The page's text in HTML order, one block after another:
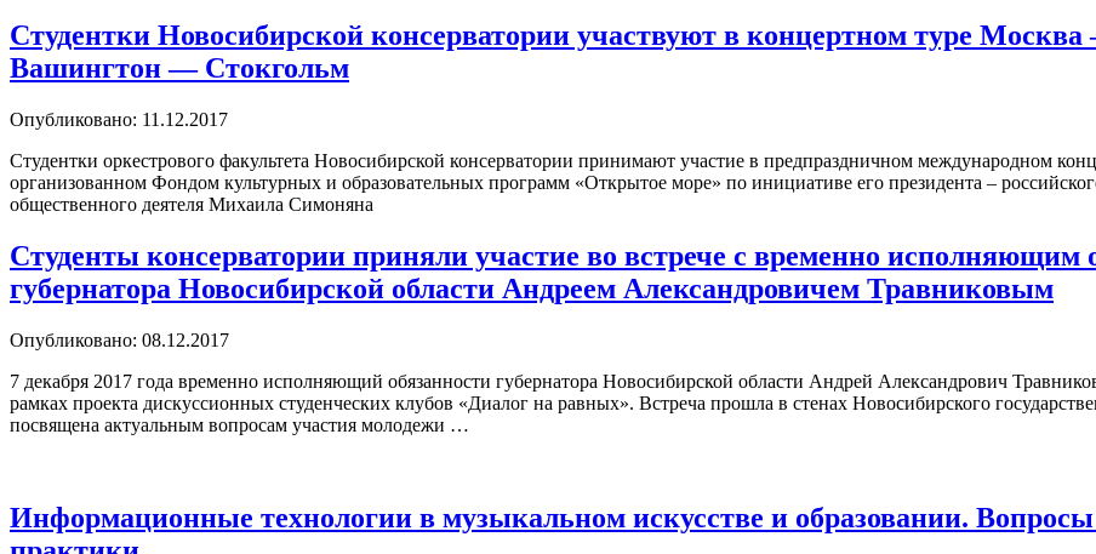
Студентки Новосибирской консерватории участвуют в концертном туре
Вашингтон — Стокгольм
Опубликовано: 11.12.2017
Студентки оркестрового факультета Новосибирской консерватории принимают участие в предпраздничном международном
организованном Фондом культурных и образовательных программ «Открытое море» по инициативе его президента –
общественного деятеля Михаила Симоняна
Студенты консерватории приняли участие во встрече с временно исполняющим
губернатора Новосибирской области Андреем Александровичем Травниковым
Опубликовано: 08.12.2017
7 декабря 2017 года временно исполняющий обязанности губернатора Новосибирской области Андрей Александрович
рамках проекта дискуссионных студенческих клубов «Диалог на равных». Встреча прошла в стенах Новосибирского
посвящена актуальным вопросам участия молодежи …
Информационные технологии в музыкальном искусстве и образовании.